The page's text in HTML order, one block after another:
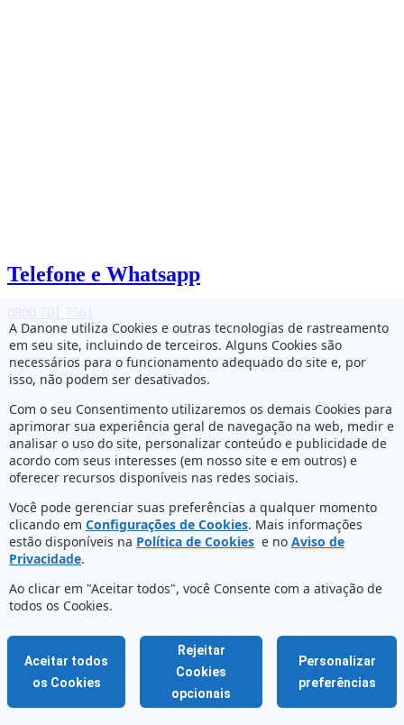
Telefone e Whatsapp
0800 701 7561
A Danone utiliza Cookies e outras tecnologias de rastreamento
em seu site, incluindo de terceiros. Alguns Cookies são
necessários para o funcionamento adequado do site e, por
isso, não podem ser desativados.
Com o seu Consentimento utilizaremos os demais Cookies para
aprimorar sua experiência geral de navegação na web, medir e
analisar o uso do site, personalizar conteúdo e publicidade de
acordo com seus interesses (em nosso site e em outros) e
oferecer recursos disponíveis nas redes sociais.
Você pode gerenciar suas preferências a qualquer momento
clicando em Configurações de Cookies. Mais informações
estão disponíveis na Política de Cookies e no Aviso de
Privacidade.
Ao clicar em "Aceitar todos", você Consente com a ativação de
todos os Cookies.
Aceitar todos
os Cookies
Rejeitar
Cookies
opcionais
Personalizar
preferências